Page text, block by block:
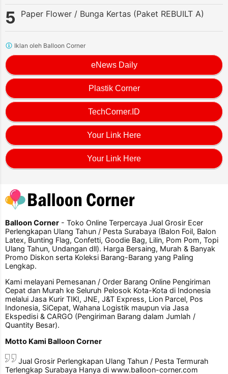
Paper Flower / Bunga Kertas (Paket REBUILT A)
eNews Daily
Plastik Corner
TechCorner.ID
Your Link Here
Your Link Here
Iklan oleh Balloon Corner
Balloon Corner - Toko Online Terpercaya Jual Grosir Ecer
Perlengkapan Ulang Tahun / Pesta Surabaya (Balon Foil, Balon
Latex, Bunting Flag, Confetti, Goodie Bag, Lilin, Pom Pom, Topi
Ulang Tahun, Undangan dll). Harga Bersaing, Murah & Banyak
Promo Diskon serta Koleksi Barang-Barang yang Paling
Lengkap.
Kami melayani Pemesanan / Order Barang Online Pengiriman
Cepat dan Murah ke Seluruh Pelosok Kota-Kota di Indonesia
melalui Jasa Kurir TIKI, JNE, J&T Express, Lion Parcel, Pos
Indonesia, SiCepat, Wahana Logistik maupun via Jasa
Ekspedisi & CARGO (Pengiriman Barang dalam Jumlah /
Quantity Besar).
Motto Kami Balloon Corner
Jual Grosir Perlengkapan Ulang Tahun / Pesta Termurah
Terlengkap Surabaya Hanya di www.balloon-corner.com